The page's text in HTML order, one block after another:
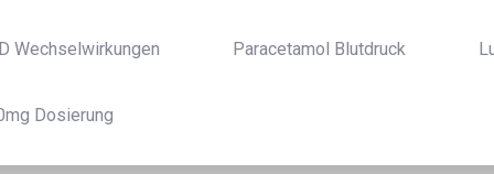
Wechselwirkungen Paracetamol Blutdruck
Dosierung